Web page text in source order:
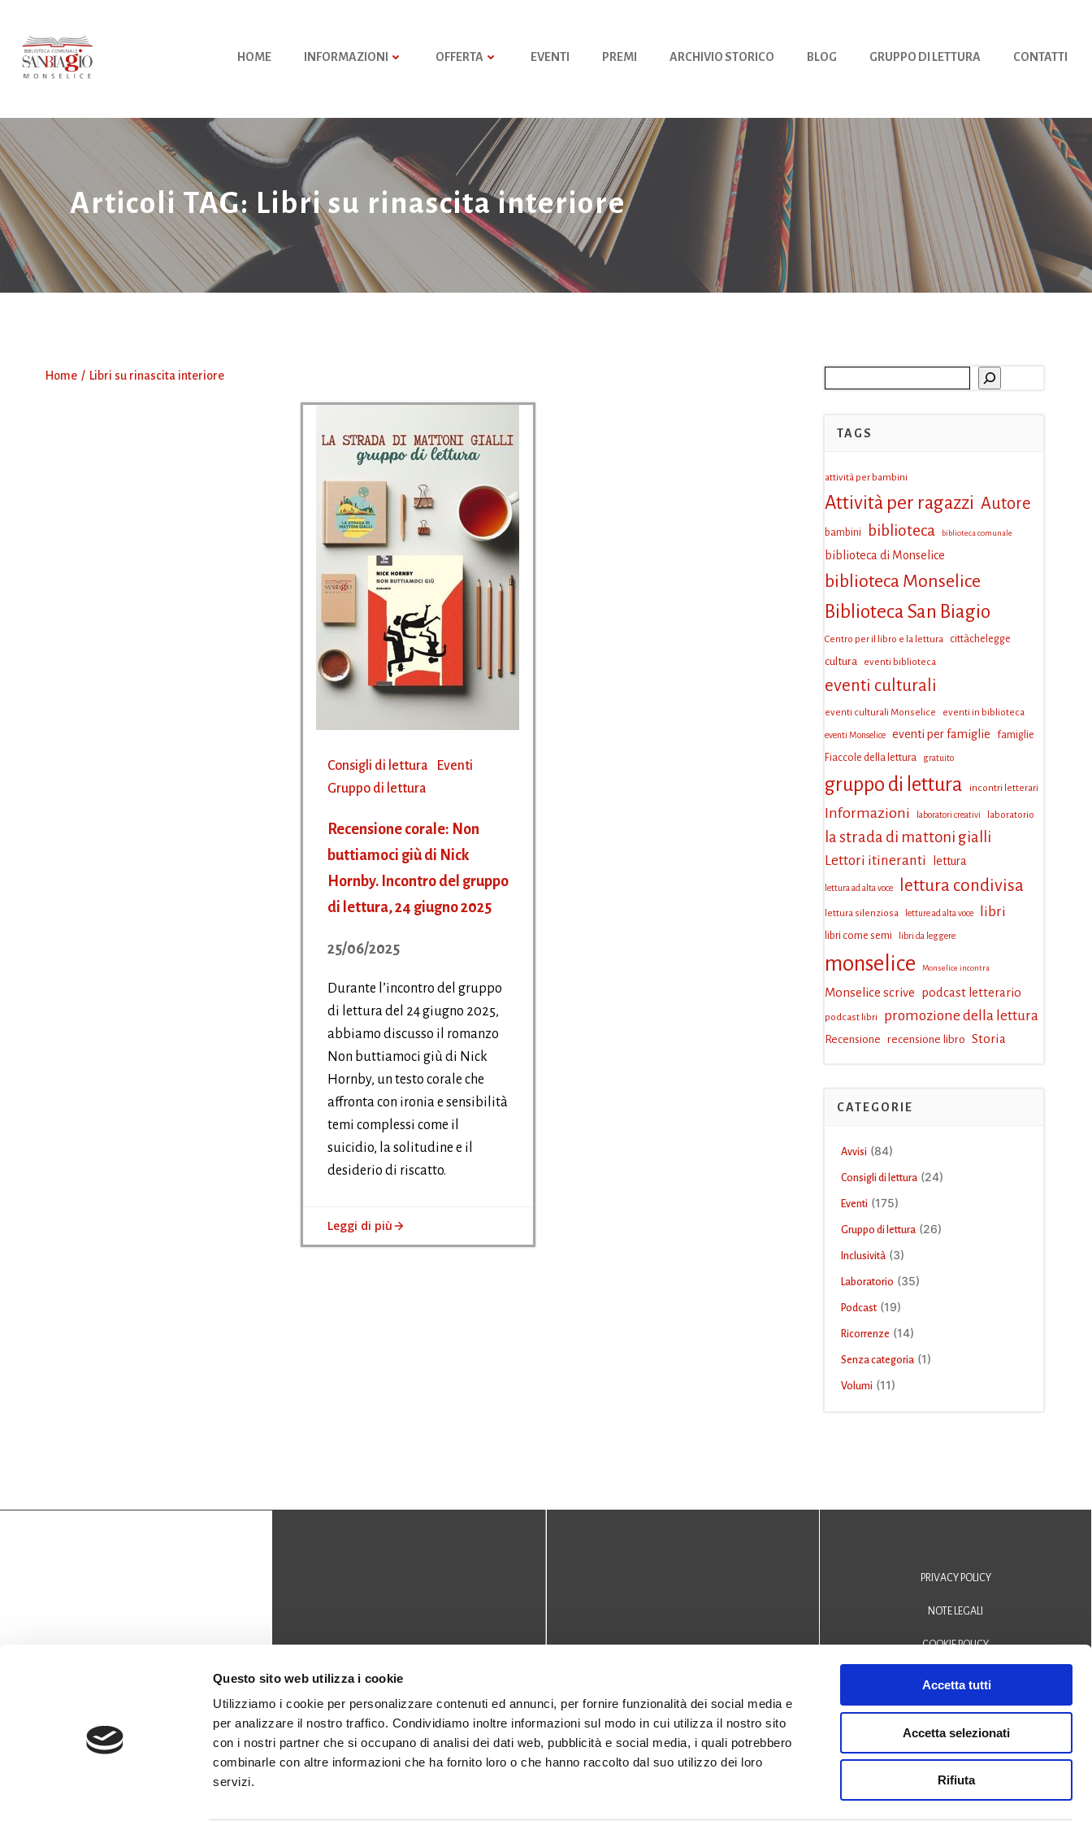
Questo sito web utilizza i cookie
Utilizziamo i cookie per personalizzare contenuti ed annunci, per fornire funzionalità dei social media e
per analizzare il nostro traffico. Condividiamo inoltre informazioni sul modo in cui utilizza il nostro sito
con i nostri partner che si occupano di analisi dei dati web, pubblicità e social media, i quali potrebbero
combinarle con altre informazioni che ha fornito loro o che hanno raccolto dal suo utilizzo dei loro
servizi.
Accetta tutti
Accetta selezionati
Rifiuta
contenuto
HOME INFORMAZIONI OFFERTA EVENTI PREMI ARCHIVIO STORICO BLOG GRUPPO DI LETTURA CONTATTI
Articoli TAG: Libri su rinascita interiore
Home Libri su rinascita interiore
Consigli di lettura
Eventi
Gruppo di lettura
Recensione corale: Non
buttiamoci giù di Nick
Hornby. Incontro del gruppo
di lettura, 24 giugno 2025
25/06/2025
Durante l’incontro del gruppo
di lettura del 24 giugno 2025,
abbiamo discusso il romanzo
Non buttiamoci giù di Nick
Hornby, un testo corale che
affronta con ironia e sensibilità
temi complessi come il
suicidio, la solitudine e il
desiderio di riscatto.
Leggi di più
TAGS
attività per bambini
Attività per ragazzi Autore
bambini biblioteca biblioteca comunale
biblioteca di Monselice
biblioteca Monselice
Biblioteca San Biagio
Centro per il libro e la lettura cittàchelegge
cultura eventi biblioteca
eventi culturali
eventi culturali Monselice eventi in biblioteca
eventi Monselice eventi per famiglie
famiglie
Fiaccole della lettura
gratuito
gruppo di lettura incontri letterari
Informazioni laboratori creativi laboratorio
la strada di mattoni gialli
Lettori itineranti lettura
lettura ad alta voce lettura condivisa
lettura silenziosa letture ad alta voce libri
libri come semi libri da leggere
monselice Monselice incontra
Monselice scrive podcast letterario
podcast libri promozione della lettura
Recensione recensione libro Storia
CATEGORIE
Avvisi (84)
Consigli di lettura(24)
Eventi (175)
Gruppo di lettura(26)
Inclusività(3)
Laboratorio (35)
Podcast(19)
Ricorrenze (14)
Senza categoria(1)
Volumi (11)
biblioteca@comune.monselice.padova.it
0429 - 1905714
Via San Biagio,10
35043 Monselice (PD)
PRIVACY POLICY
NOTE LEGALI
COOKIE POLICY
DICHIARAZIONE DI ACCESSIBILITÀ
© 2024 Biblioteca Comunale
San Biagio Monselice -